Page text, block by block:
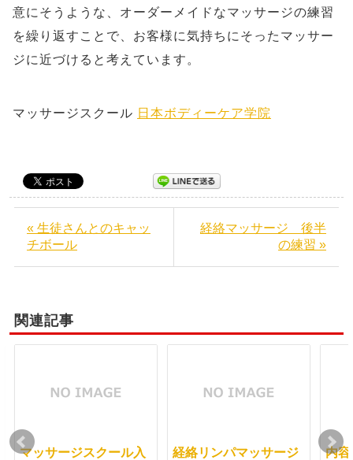
意にそうような、オーダーメイドなマッサージの練習
を繰り返すことで、お客様に気持ちにそったマッサー
ジに近づけると考えています。
マッサージスクール 日本ボディーケア学院
« 生徒さんとのキャッ
チボール
経絡マッサージ 後半
の練習 »
関連記事
マッサージスクール入
経絡リンパマッサージ
内